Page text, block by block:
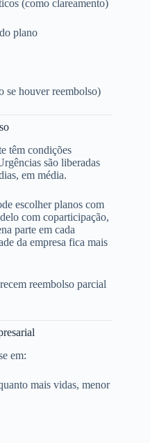
(como clareamento)
plano
se houver reembolso)
têm condições
são liberadas
em média.
escolher planos com
com coparticipação,
parte em cada
da empresa fica mais
reembolso parcial
em:
mais vidas, menor